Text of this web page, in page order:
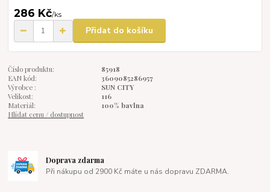
286 Kč/ks
Přidat do košíku
Číslo produktu:
85918
EAN kód:
3609085286957
Výrobce :
SUN CITY
Velikost:
116
Materiál:
100% bavlna
Hlídat cenu / dostupnost
Doprava zdarma
Při nákupu od 2900 Kč máte u nás dopravu ZDARMA.